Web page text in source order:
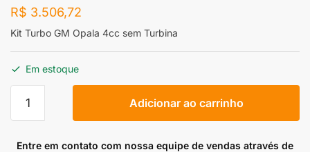
R$ 3.506,72
Kit Turbo GM Opala 4cc sem Turbina
Em estoque
Turbo
Opala
Adicionar ao carrinho
Entre em contato com nossa equipe de vendas através de